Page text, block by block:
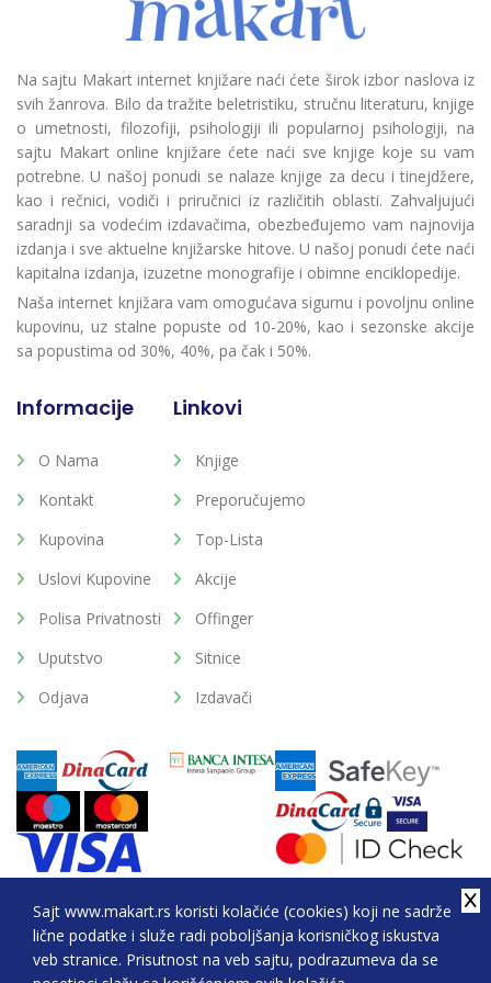
Sajt www.makart.rs koristi kolačiće (cookies) koji ne sadrže
lične podatke i služe radi poboljšanja korisničkog iskustva
veb stranice. Prisutnost na veb sajtu, podrazumeva da se
Na sajtu Makart internet knjižare naći ćete širok izbor naslova iz
svih žanrova. Bilo da tražite beletristiku, stručnu literaturu, knjige
o umetnosti, filozofiji, psihologiji ili popularnoj psihologiji, na
sajtu Makart online knjižare ćete naći sve knjige koje su vam
potrebne. U našoj ponudi se nalaze knjige za decu i tinejdžere,
kao i rečnici, vodiči i priručnici iz različitih oblasti. Zahvaljujući
saradnji sa vodećim izdavačima, obezbeđujemo vam najnovija
izdanja i sve aktuelne knjižarske hitove. U našoj ponudi ćete naći
kapitalna izdanja, izuzetne monografije i obimne enciklopedije.
Naša internet knjižara vam omogućava sigurnu i povoljnu online
kupovinu, uz stalne popuste od 10-20%, kao i sezonske akcije
sa popustima od 30%, 40%, pa čak i 50%.
Informacije
O Nama
Kontakt
Kupovina
Uslovi Kupovine
Polisa Privatnosti
Uputstvo
Odjava
Linkovi
Knjige
Preporučujemo
Top-Lista
Akcije
Offinger
Sitnice
Izdavači
2026. All Rights Reserved © Makart.rs - MAKART DOO
BEOGRAD (NOVI BEOGRAD), PIB: 105184104, MB: